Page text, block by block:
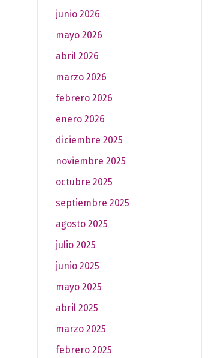
junio 2026
mayo 2026
abril 2026
marzo 2026
febrero 2026
enero 2026
diciembre 2025
noviembre 2025
octubre 2025
septiembre 2025
agosto 2025
julio 2025
junio 2025
mayo 2025
abril 2025
marzo 2025
febrero 2025